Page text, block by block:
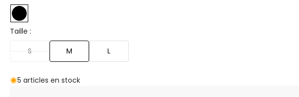
Taille :
S M L
5 articles en stock